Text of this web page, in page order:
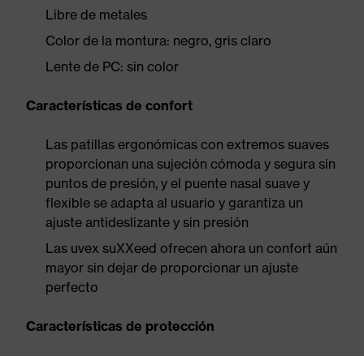
Libre de metales
Color de la montura: negro, gris claro
Lente de PC: sin color
Características de confort
Las patillas ergonómicas con extremos suaves
proporcionan una sujeción cómoda y segura sin
puntos de presión, y el puente nasal suave y
flexible se adapta al usuario y garantiza un
ajuste antideslizante y sin presión
Las uvex suXXeed ofrecen ahora un confort aún
mayor sin dejar de proporcionar un ajuste
perfecto
Características de protección